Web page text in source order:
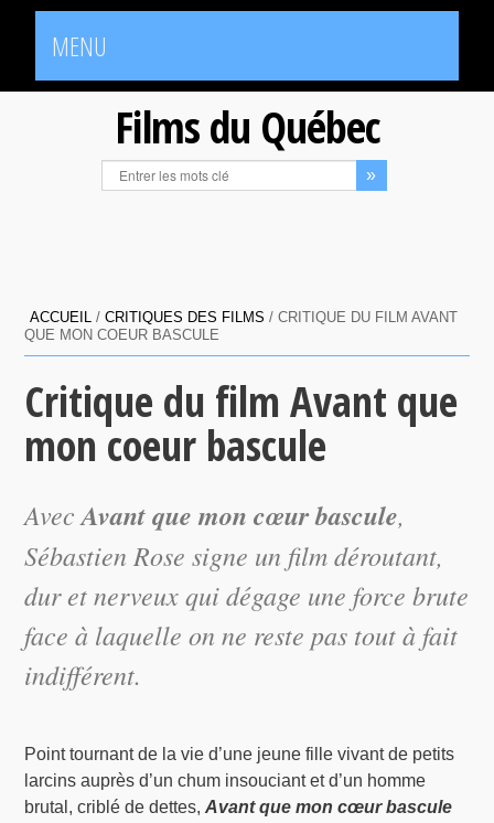
MENU
Films du Québec
ACCUEIL /CRITIQUES DES FILMS /CRITIQUE DU FILM AVANT
QUE MON COEUR BASCULE
Critique du film Avant que
mon coeur bascule
AvecAvant que mon cœur bascule,
Sébastien Rose signe un film déroutant,
dur et nerveux qui dégage une force brute
face à laquelle on ne reste pas tout à fait
indifférent.
Point tournant de la vie d’une jeune fille vivant de petits
larcins auprès d’un chum insouciant et d’un homme
brutal, criblé de dettes,Avant que mon cœur bascule